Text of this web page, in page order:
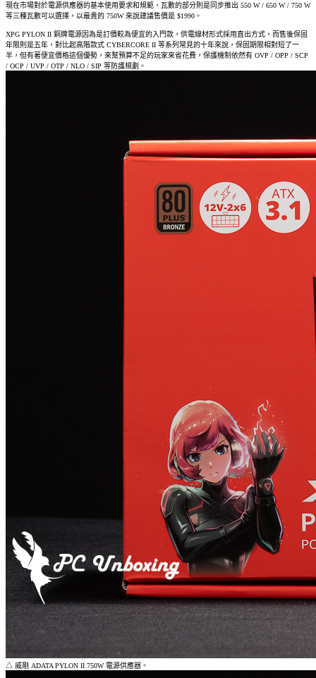
現在市場對於電源供應器的基本使用要求和規範，瓦數的部分則是同步推出 550 W / 650 W / 750 W
等三種瓦數可以選擇，以最貴的 750W 來說建議售價是 $1990。
XPG PYLON II 銅牌電源因為是訂價較為便宜的入門款，供電線材形式採用直出方式，而售後保固
年限則是五年，對比起高階款式 CYBERCORE II 等系列常見的十年來說，保固期限相對短了一
半，但有著便宜價格這個優勢，來幫預算不足的玩家來省花費，保護機制依然有 OVP / OPP / SCP
/ OCP / UVP / OTP / NLO / SIP 等防護規劃。
△ 威剛 ADATA PYLON II 750W 電源供應器。